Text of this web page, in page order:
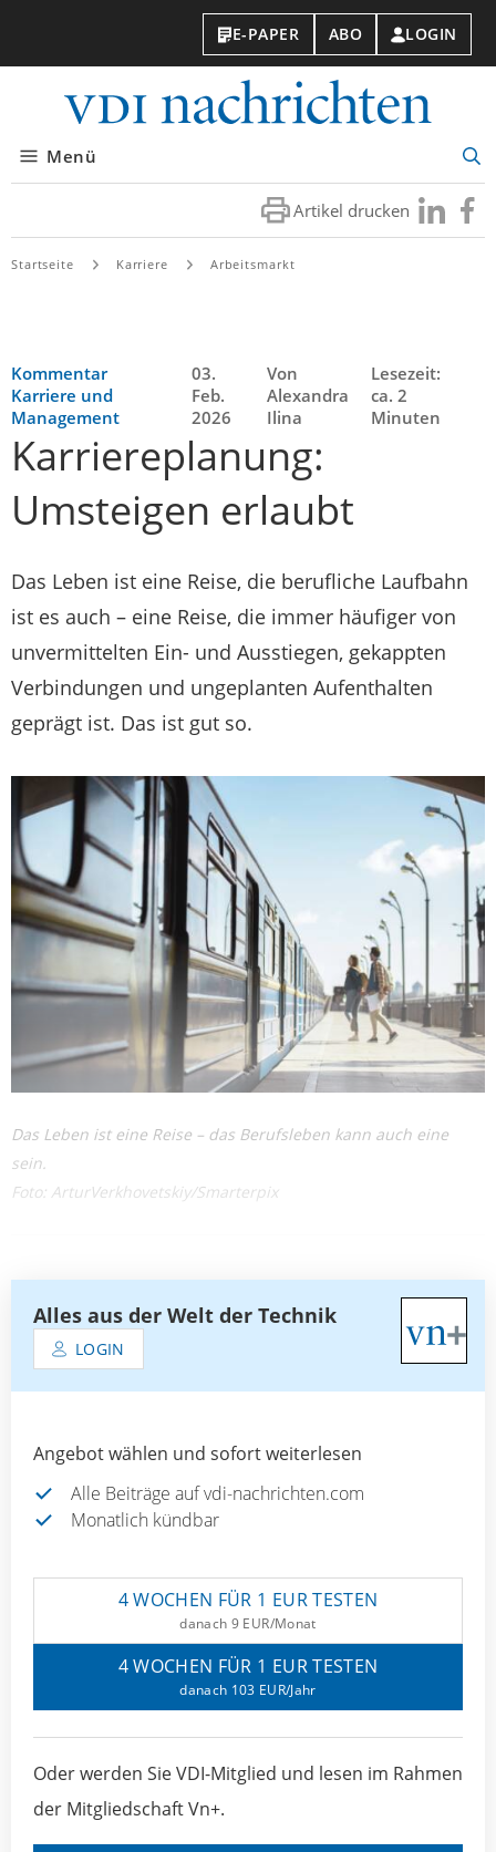
E-PAPER ABO LOGIN
Menü
Artikel drucken Besuchen
Sie
Sie
Startseite Karriere Arbeitsmarkt
Kommentar
Karriere und
Management
03.
Feb.
2026
Von
Alexandra
Ilina
Lesezeit:
ca. 2
Minuten
Karriereplanung:
Umsteigen erlaubt
Das Leben ist eine Reise, die berufliche Laufbahn
ist es auch – eine Reise, die immer häufiger von
unvermittelten Ein- und Ausstiegen, gekappten
Verbindungen und ungeplanten Aufenthalten
geprägt ist. Das ist gut so.
Das Leben ist eine Reise – das Berufsleben kann auch eine
sein.
Foto: ArturVerkhovetskiy/Smarterpix
Alles aus der Welt der Technik
LOGIN
Angebot wählen und sofort weiterlesen
Alle Beiträge auf vdi-nachrichten.com
Monatlich kündbar
4 WOCHEN FÜR 1 EUR TESTEN
danach 9 EUR/Monat
4 WOCHEN FÜR 1 EUR TESTEN
danach 103 EUR/Jahr
Oder werden Sie VDI-Mitglied und lesen im Rahmen
der Mitgliedschaft Vn+.